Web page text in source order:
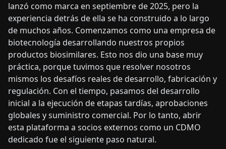
lanzó como marca en septiembre de 2025, pero la
experiencia detrás de ella se ha construido a lo largo
de muchos años. Comenzamos como una empresa de
biotecnología desarrollando nuestros propios
productos biosimilares. Esto nos dio una base muy
práctica, porque tuvimos que resolver nosotros
mismos los desafíos reales de desarrollo, fabricación y
regulación. Con el tiempo, pasamos del desarrollo
inicial a la ejecución de etapas tardías, aprobaciones
globales y suministro comercial. Por lo tanto, abrir
esta plataforma a socios externos como un CDMO
dedicado fue el siguiente paso natural.